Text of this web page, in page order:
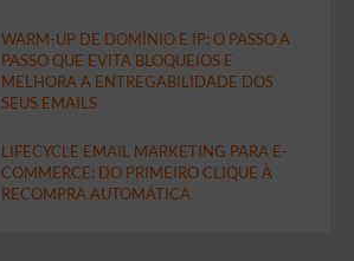
WARM-UP DE DOMÍNIO E IP: O PASSO A
PASSO QUE EVITA BLOQUEIOS E
MELHORA A ENTREGABILIDADE DOS
SEUS EMAILS
LIFECYCLE EMAIL MARKETING PARA E-
COMMERCE: DO PRIMEIRO CLIQUE À
RECOMPRA AUTOMÁTICA